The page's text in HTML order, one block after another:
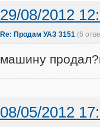
29/08/2012
Re: Продам УАЗ 3151 (6
машину
08/05/2012